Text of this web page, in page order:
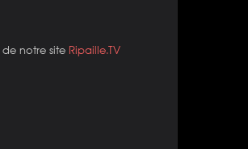
de notre site Ripaille.TV